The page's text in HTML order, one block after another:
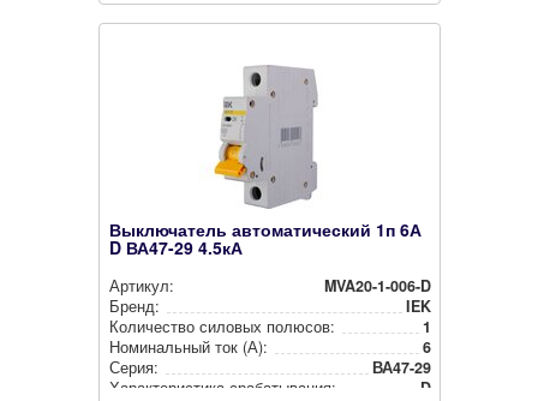
Выключатель автоматический 1п 6А
D ВА47-29 4.5кА
Артикул:
MVA20-1-006-D
Бренд:
IEK
Количество силовых полюсов:
1
Номи­наль­ный ток (А):
6
Серия:
ВА47-29
Харак­те­рис­ти­ка сра­ба­ты­ва­ния:
D